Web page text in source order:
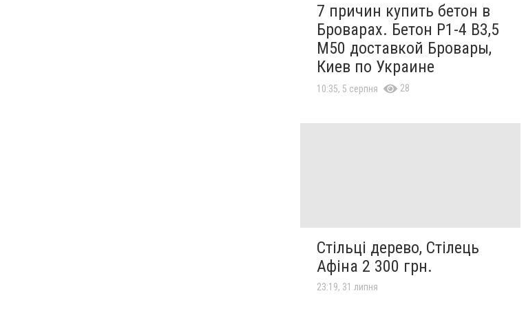
7 причин купить бетон в
Броварах. Бетон Р1-4 В3,5
M50 доставкой Бровары,
Киев по Украине
10:35, 5 серпня 28
Стільці дерево, Стілець
Афіна 2 300 грн.
23:19, 31 липня